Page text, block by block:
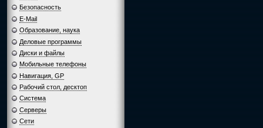
Безопасность
E-Mail
Образование, наука
Деловые программы
Диски и файлы
Мобильные телефоны
Навигация, GP
Рабочий стол, десктоп
Система
Серверы
Сети